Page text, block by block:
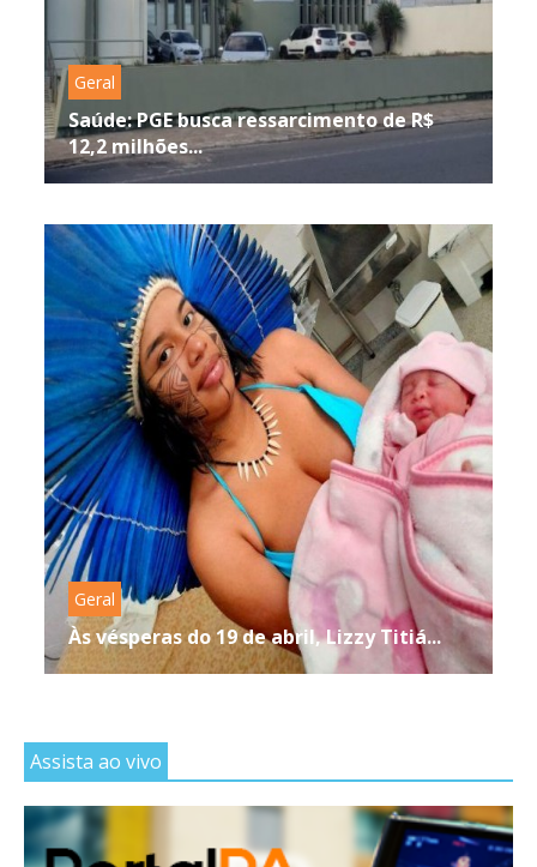
Geral
Saúde: PGE busca ressarcimento de R$
12,2 milhões...
Geral
Às vésperas do 19 de abril, Lizzy Titiá...
Assista ao vivo